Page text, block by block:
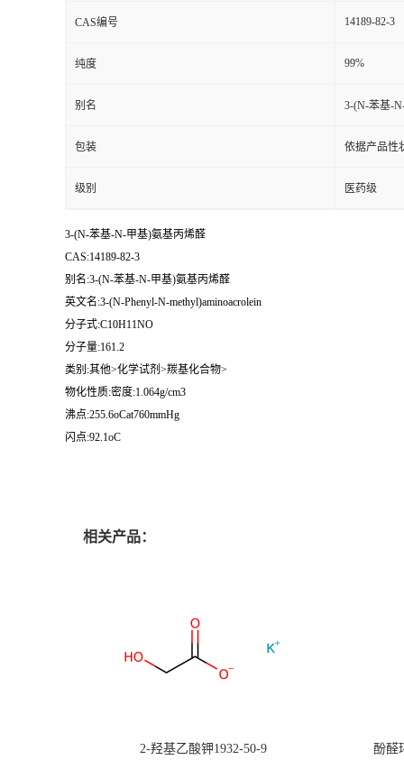
CAS编号 14189-82-3
纯度 99%
别名 3-(N-苯基-
包装 依据产品性
级别 医药级
3-(N-苯基-N-甲基)氨基丙烯醛
CAS:14189-82-3
别名:3-(N-苯基-N-甲基)氨基丙烯醛
英文名:3-(N-Phenyl-N-methyl)aminoacrolein
分子式:C10H11NO
分子量:161.2
类别:其他>化学试剂>羰基化合物>
物化性质:密度:1.064g/cm3
沸点:255.6oCat760mmHg
闪点:92.1oC
相关产品：
2-羟基乙酸钾1932-50-9 酚醛